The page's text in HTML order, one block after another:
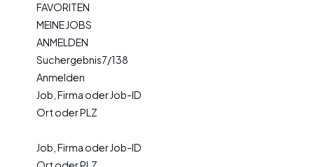
FAVORITEN
MEINE JOBS
ANMELDEN
Suchergebnis7/138
Anmelden
Job, Firma oder Job-ID
Ort oder PLZ
Job, Firma oder Job-ID